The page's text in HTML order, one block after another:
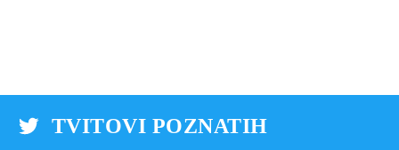
TVITOVI POZNATIH